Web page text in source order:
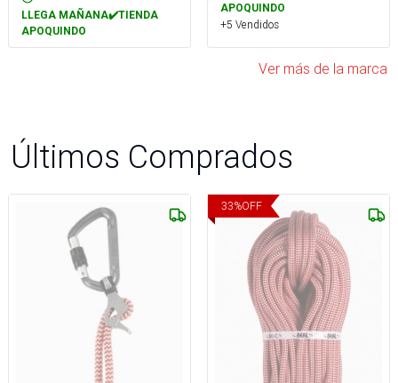
LLEGA MAÑANA✔️TIENDA
APOQUINDO
APOQUINDO
+5 Vendidos
Ver más de la marca
Últimos Comprados
33%OFF